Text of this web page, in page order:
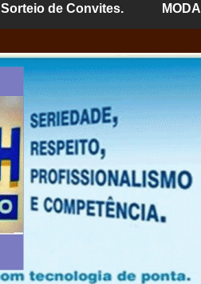
Sorteio de Convites. MODA